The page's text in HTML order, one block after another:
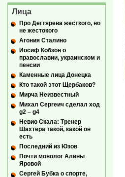
Лица
Про Дегтярева жесткого, но
не жестокого
Агония Сталино
Иосиф Кобзон о
православии, украинском и
пенсии
Каменные лица Донецка
Кто такой этот Щербаков?
Мирча Неизвестный
Михал Сергеич сделал ход
g2 – g4
Невио Скала: Тренер
Шахтёра такой, какой он
есть
Последний из Юзов
Почти монолог Алины
Яровой
Сергей Бубка о спорте,